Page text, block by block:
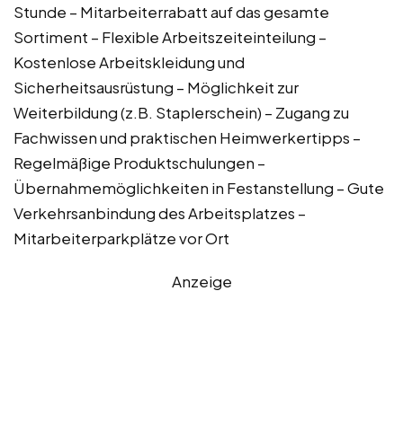
Stunde – Mitarbeiterrabatt auf das gesamte
Sortiment – Flexible Arbeitszeiteinteilung –
Kostenlose Arbeitskleidung und
Sicherheitsausrüstung – Möglichkeit zur
Weiterbildung (z.B. Staplerschein) – Zugang zu
Fachwissen und praktischen Heimwerkertipps –
Regelmäßige Produktschulungen –
Übernahmemöglichkeiten in Festanstellung – Gute
Verkehrsanbindung des Arbeitsplatzes –
Mitarbeiterparkplätze vor Ort
Anzeige